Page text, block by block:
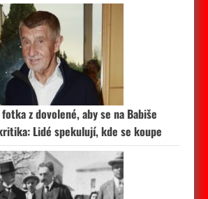
z dovolené, aby se na Babiše
Lidé spekulují, kde se koupe